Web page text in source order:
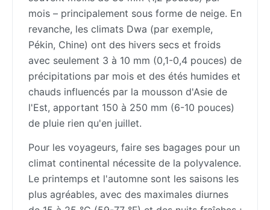
mois – principalement sous forme de neige. En
revanche, les climats Dwa (par exemple,
Pékin, Chine) ont des hivers secs et froids
avec seulement 3 à 10 mm (0,1-0,4 pouces) de
précipitations par mois et des étés humides et
chauds influencés par la mousson d'Asie de
l'Est, apportant 150 à 250 mm (6-10 pouces)
de pluie rien qu'en juillet.
Pour les voyageurs, faire ses bagages pour un
climat continental nécessite de la polyvalence.
Le printemps et l'automne sont les saisons les
plus agréables, avec des maximales diurnes